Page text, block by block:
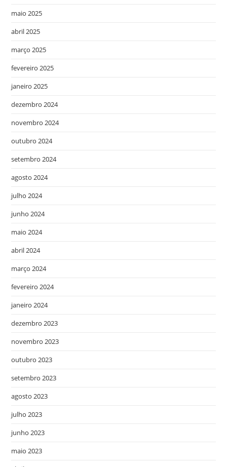
maio 2025
abril 2025
março 2025
fevereiro 2025
janeiro 2025
dezembro 2024
novembro 2024
outubro 2024
setembro 2024
agosto 2024
julho 2024
junho 2024
maio 2024
abril 2024
março 2024
fevereiro 2024
janeiro 2024
dezembro 2023
novembro 2023
outubro 2023
setembro 2023
agosto 2023
julho 2023
junho 2023
maio 2023